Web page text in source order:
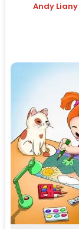
Andy Liany